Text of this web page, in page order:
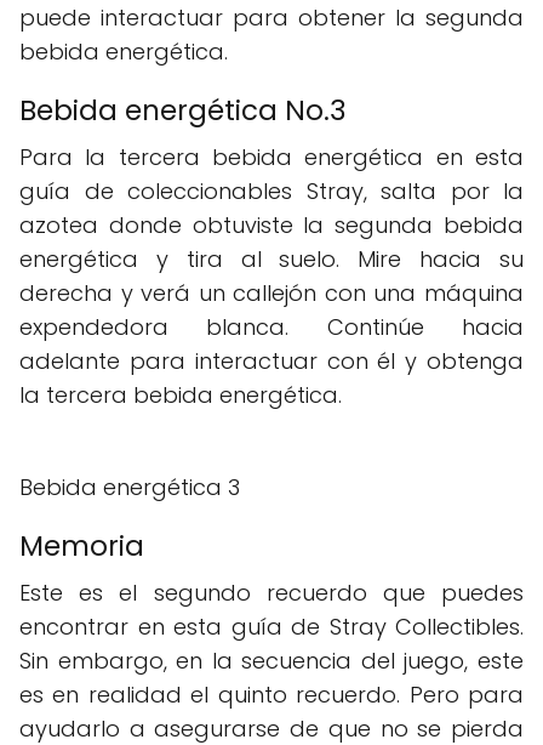
puede interactuar para obtener la segunda
bebida energética.
Bebida energética No.3
Para la tercera bebida energética en esta
guía de coleccionables Stray, salta por la
azotea donde obtuviste la segunda bebida
energética y tira al suelo. Mire hacia su
derecha y verá un callejón con una máquina
expendedora blanca. Continúe hacia
adelante para interactuar con él y obtenga
la tercera bebida energética.
Bebida energética 3
Memoria
Este es el segundo recuerdo que puedes
encontrar en esta guía de Stray Collectibles.
Sin embargo, en la secuencia del juego, este
es en realidad el quinto recuerdo. Pero para
ayudarlo a asegurarse de que no se pierda